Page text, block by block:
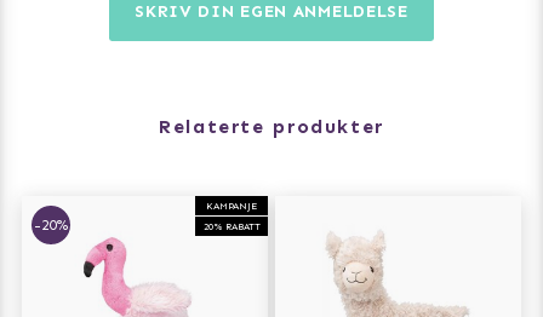
SKRIV DIN EGEN ANMELDELSE
Relaterte produkter
KAMPANJE
20% RABATT
-20%